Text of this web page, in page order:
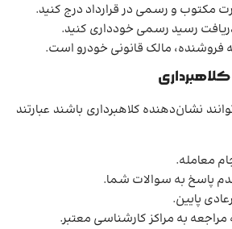
مکتوب و رسمی در قرارداد درج کنید.
رسید رسمی خودداری کنید.
فروشنده، مالک قانونی خودرو است.
نشان‌دهنده کلاهبرداری باشند عبارتند
معامله.
عدم پاسخ به سوالات شما.
پایین.
به مراکز کارشناسی معتبر.